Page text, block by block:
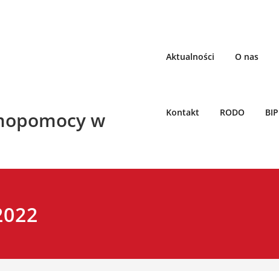
w
Aktualności O nas
Kontakt RODO BIP